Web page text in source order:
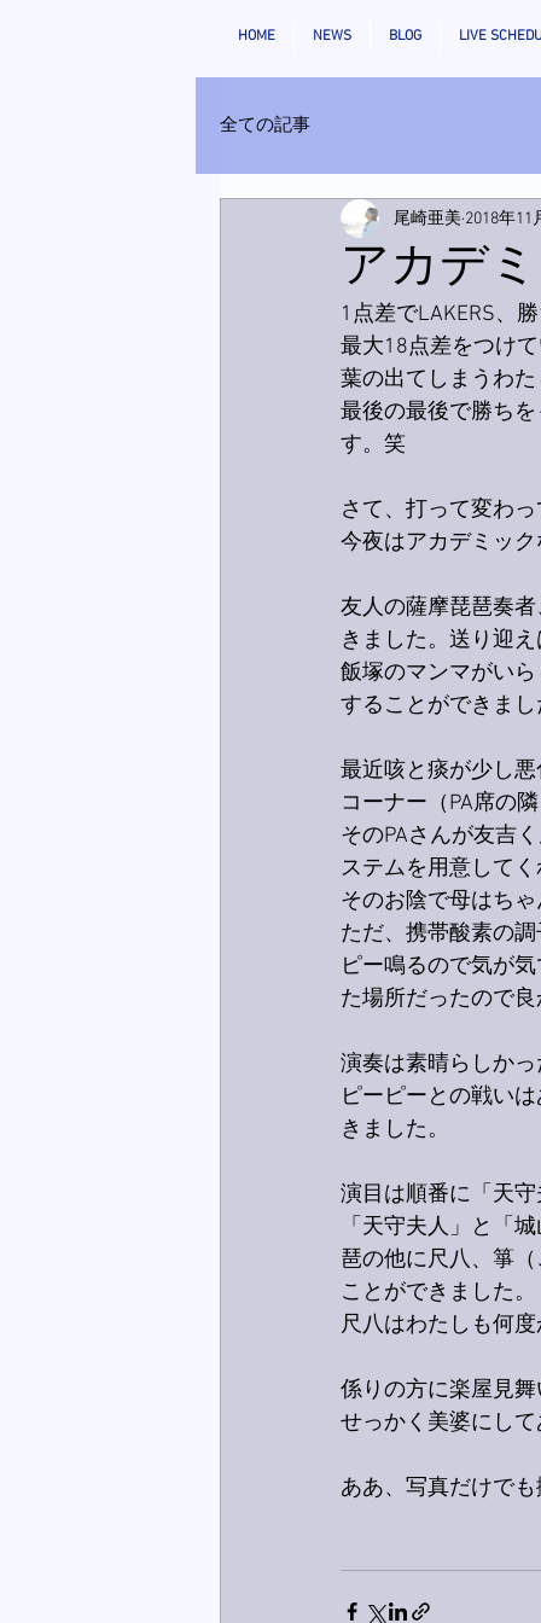
HOME NEWS BLOG LIVE
全ての記事
アカデ
尾崎亜美 2018年11
1点差でLAKERS、
最大18点差をつけ
葉の出てしまうわ
最後の最後で勝ち
す。笑
さて、打って変わっ
今夜はアカデミッ
友人の薩摩琵琶奏
きました。送り迎
飯塚のマンマがい
することができま
最近咳と痰が少し
コーナー（PA席の
そのPAさんが友吉
ステムを用意して
そのお陰で母はち
ただ、携帯酸素の
ピー鳴るので気が
た場所だったので
演奏は素晴らしか
ピーピーとの戦い
きました。
演目は順番に「天
「天守夫人」と「
琶の他に尺八、箏
ことができました。
尺八はわたしも何
係りの方に楽屋見
せっかく美婆にし
ああ、写真だけで